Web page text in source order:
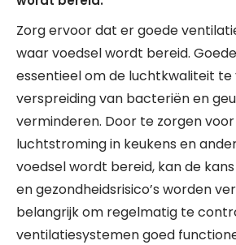
Zorg ervoor dat er goede
waar voedsel wordt bereid.
essentieel om de luchtkwaliteit
verspreiding van bacteriën en
verminderen. Door te zorgen
luchtstroming in keukens en
voedsel wordt bereid, kan de
en gezondheidsrisico’s worden
belangrijk om regelmatig te
ventilatiesystemen goed